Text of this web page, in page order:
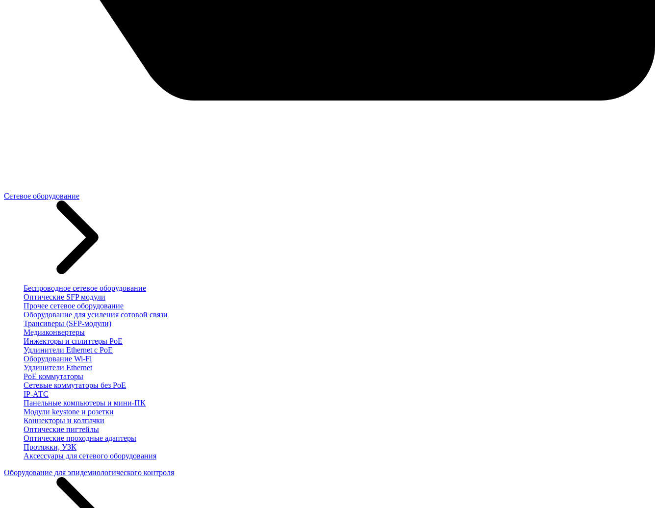
Сетевое оборудование
Беспроводное сетевое оборудование
Оптические SFP модули
Прочее сетевое оборудование
Оборудование для усиления сотовой связи
Трансиверы (SFP-модули)
Медиаконвертеры
Инжекторы и сплиттеры PoE
Удлинители Ethernet с PoE
Оборудование Wi-Fi
Удлинители Ethernet
PoE коммутаторы
Сетевые коммутаторы без PoE
IP-АТС
Панельные компьютеры и мини-ПК
Модули keystone и розетки
Коннекторы и колпачки
Оптические пигтейлы
Оптические проходные адаптеры
Протяжки, УЗК
Аксессуары для сетевого оборудования
Оборудование для эпидемиологического контроля